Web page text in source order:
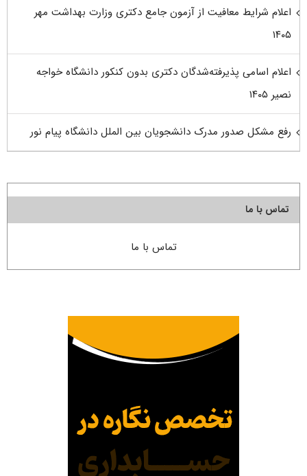
اعلام شرایط معافیت از آزمون جامع دکتری وزارت بهداشت مهر
۱۴۰۵
اعلام اسامی پذیرفته‌شدگان دکتری بدون کنکور دانشگاه خواجه
نصیر ۱۴۰۵
رفع مشکل صدور مدرک دانشجویان بین الملل دانشگاه پیام نور
تماس با ما
تماس با ما